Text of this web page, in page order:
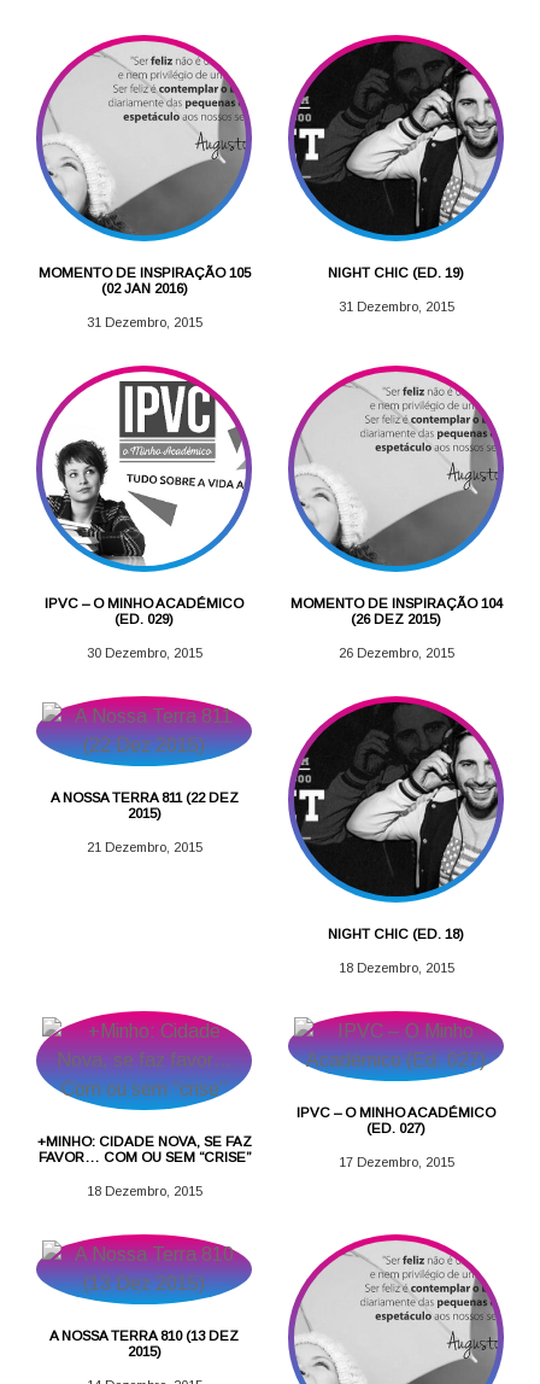
MOMENTO DE INSPIRAÇÃO 105
(02 JAN 2016)
31 Dezembro, 2015
NIGHT CHIC (ED. 19)
31 Dezembro, 2015
IPVC – O MINHO ACADÉMICO
(ED. 029)
30 Dezembro, 2015
MOMENTO DE INSPIRAÇÃO 104
(26 DEZ 2015)
26 Dezembro, 2015
A NOSSA TERRA 811 (22 DEZ
2015)
21 Dezembro, 2015
NIGHT CHIC (ED. 18)
18 Dezembro, 2015
+MINHO: CIDADE NOVA, SE FAZ
FAVOR… COM OU SEM “CRISE”
18 Dezembro, 2015
IPVC – O MINHO ACADÉMICO
(ED. 027)
17 Dezembro, 2015
A NOSSA TERRA 810 (13 DEZ
2015)